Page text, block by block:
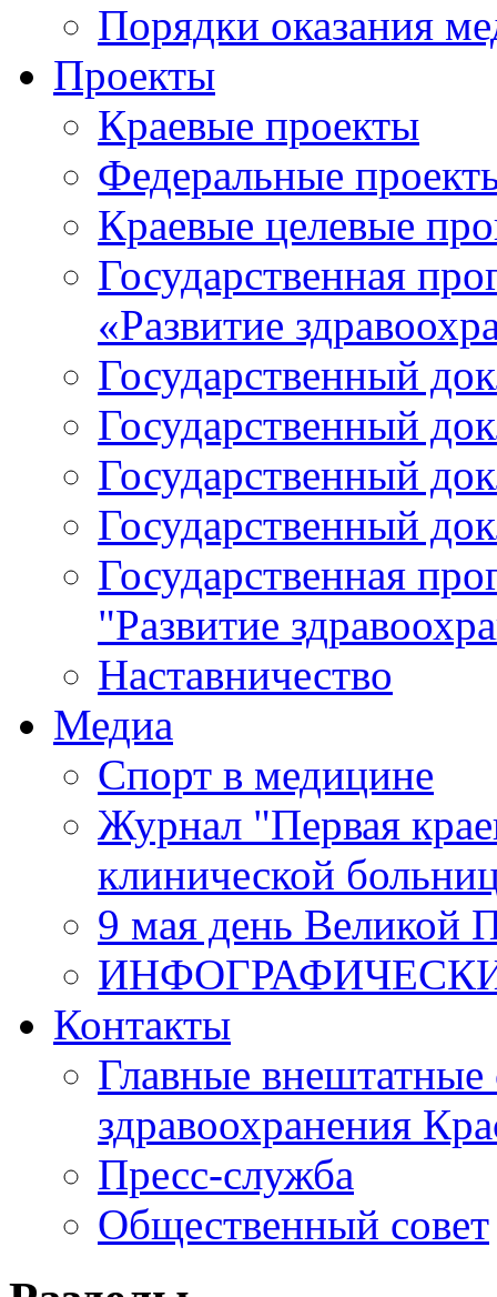
Порядки оказания
Проекты
Краевые проекты
Федеральные
Краевые целевые
Государственная
«Развитие
Государственный
Государственный
Государственный
Государственный
Государственная
"Развитие
Наставничество
Медиа
Спорт в медицине
Журнал "Первая
клинической
9 мая день Великой
Контакты
Главные внештатные
здравоохранения
Пресс-служба
Общественный совет